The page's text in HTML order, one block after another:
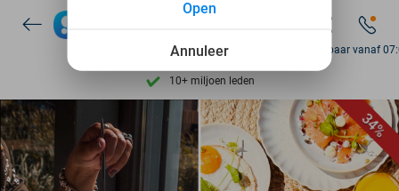
7 dagen per week beschikbaar
10+ miljoen leden
9,4 op basis van
Ontdek 15.000+ deals
7 dagen per week beschikbaar
10+ miljoen leden
Bereikbaar vanaf
34%
Annuleer
Open